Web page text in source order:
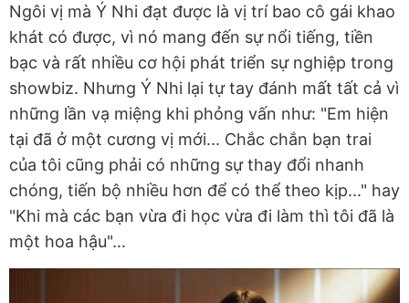
Ngôi vị mà Ý Nhi đạt được là vị trí bao cô gái khao
khát có được, vì nó mang đến sự nổi tiếng, tiền
bạc và rất nhiều cơ hội phát triển sự nghiệp trong
showbiz. Nhưng Ý Nhi lại tự tay đánh mất tất cả vì
những lần vạ miệng khi phỏng vấn như: "Em hiện
tại đã ở một cương vị mới... Chắc chắn bạn trai
của tôi cũng phải có những sự thay đổi nhanh
chóng, tiến bộ nhiều hơn để có thể theo kịp..." hay
"Khi mà các bạn vừa đi học vừa đi làm thì tôi đã là
một hoa hậu"...